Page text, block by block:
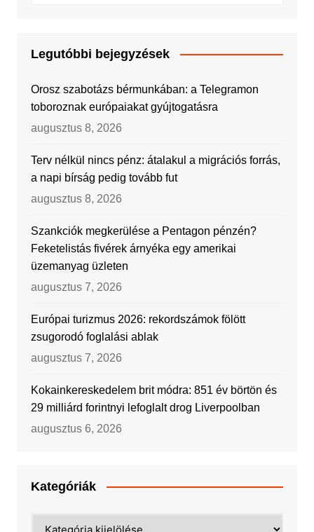
Legutóbbi bejegyzések
Orosz szabotázs bérmunkában: a Telegramon
toboroznak európaiakat gyújtogatásra
augusztus 8, 2026
Terv nélkül nincs pénz: átalakul a migrációs forrás,
a napi bírság pedig tovább fut
augusztus 8, 2026
Szankciók megkerülése a Pentagon pénzén?
Feketelistás fivérek árnyéka egy amerikai
üzemanyag üzleten
augusztus 7, 2026
Európai turizmus 2026: rekordszámok fölött
zsugorodó foglalási ablak
augusztus 7, 2026
Kokainkereskedelem brit módra: 851 év börtön és
29 milliárd forintnyi lefoglalt drog Liverpoolban
augusztus 6, 2026
Kategóriák